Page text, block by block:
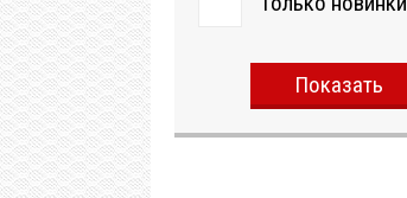
Показать